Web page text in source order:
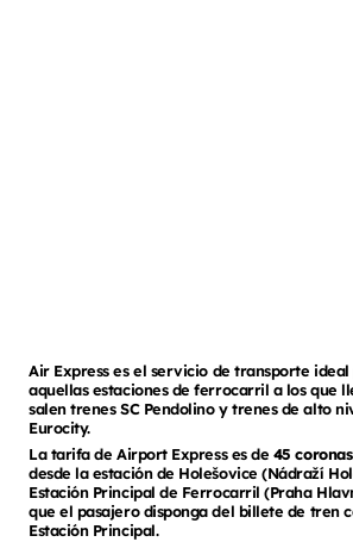
Air Express es el servicio de transporte
aquellas estaciones de ferrocarril a los que
salen trenes SC Pendolino y trenes de alto
Eurocity.
La tarifa de Airport Express es de 45 coronas
desde la estación de Holešovice (Nádraží
Estación Principal de Ferrocarril (Praha
que el pasajero disponga del billete de tren
Estación Principal.